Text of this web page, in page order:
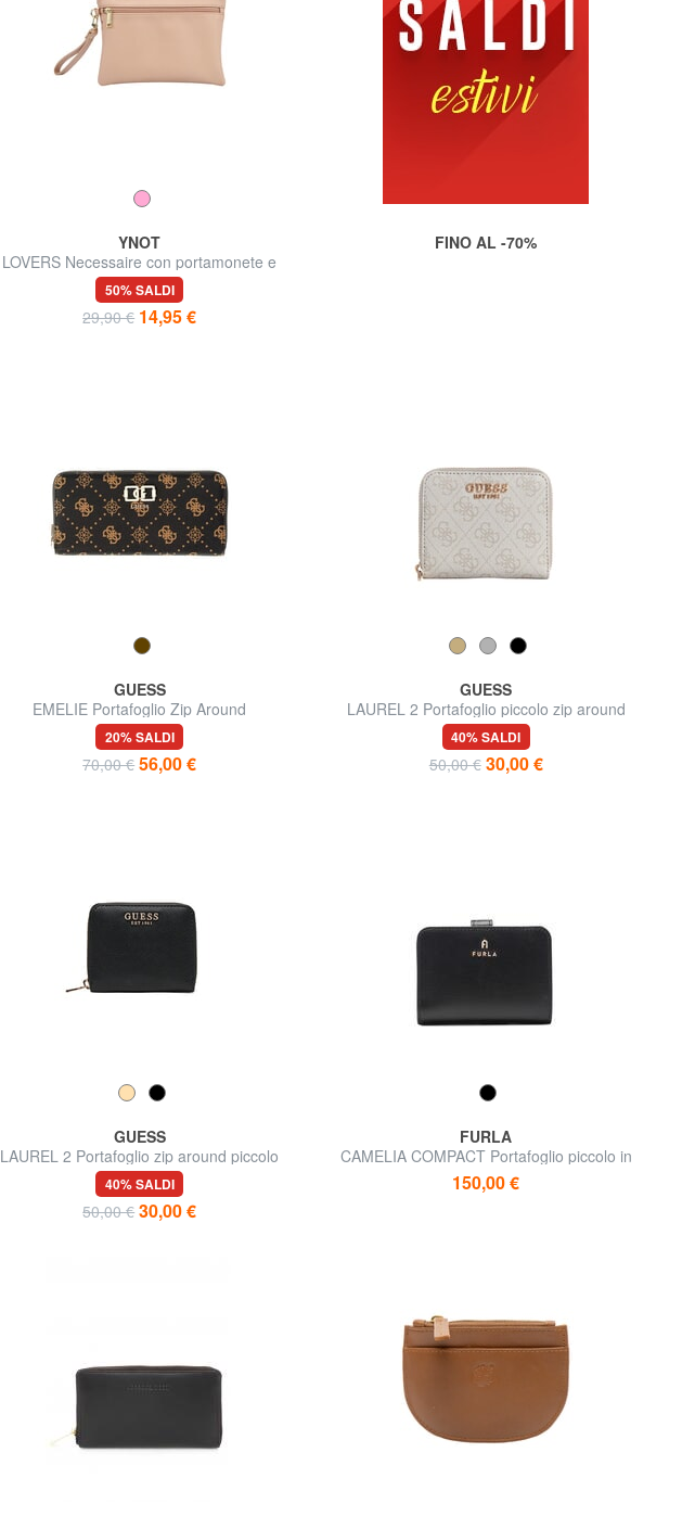
YNOT
LOVERS Necessaire con portamonete e
polsierina
50% SALDI
29,90 € 14,95 €
FINO AL -70%
GUESS
EMELIE Portafoglio Zip Around
20% SALDI
70,00 € 56,00 €
GUESS
LAUREL 2 Portafoglio piccolo zip around
40% SALDI
50,00 € 30,00 €
GUESS
LAUREL 2 Portafoglio zip around piccolo
40% SALDI
50,00 € 30,00 €
FURLA
CAMELIA COMPACT Portafoglio piccolo in
pelle
150,00 €